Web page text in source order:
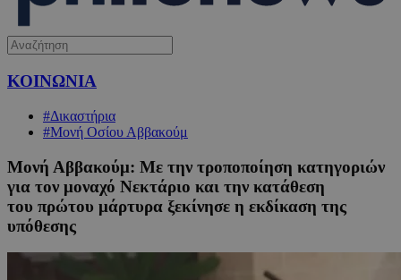
ΚΟΙΝΩΝΙΑ
#Δικαστήρια
#Μονή Οσίου Αββακούμ
Μονή Αββακούμ: Με την τροποποίηση κατηγοριών
για τον μοναχό Νεκτάριο και την κατάθεση
του πρώτου μάρτυρα ξεκίνησε η εκδίκαση της
υπόθεσης